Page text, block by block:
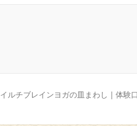
イルチブレインヨガの皿まわし | 体験